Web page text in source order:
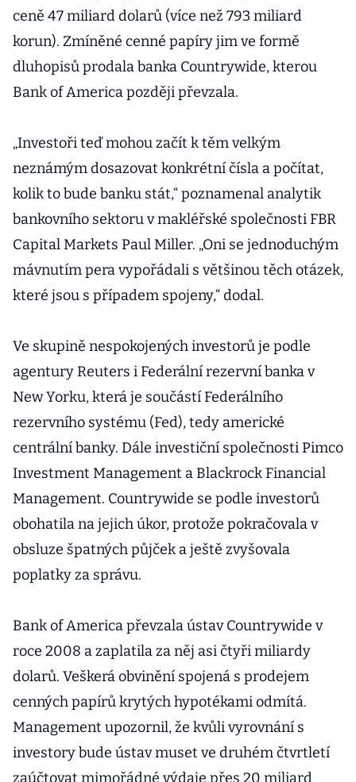
ceně 47 miliard dolarů (více než 793 miliard
korun). Zmíněné cenné papíry jim ve formě
dluhopisů prodala banka Countrywide, kterou
Bank of America později převzala.
„Investoři teď mohou začít k těm velkým
neznámým dosazovat konkrétní čísla a počítat,
kolik to bude banku stát,“ poznamenal analytik
bankovního sektoru v makléřské společnosti FBR
Capital Markets Paul Miller. „Oni se jednoduchým
mávnutím pera vypořádali s většinou těch otázek,
které jsou s případem spojeny,“ dodal.
Ve skupině nespokojených investorů je podle
agentury Reuters i Federální rezervní banka v
New Yorku, která je součástí Federálního
rezervního systému (Fed), tedy americké
centrální banky. Dále investiční společnosti Pimco
Investment Management a Blackrock Financial
Management. Countrywide se podle investorů
obohatila na jejich úkor, protože pokračovala v
obsluze špatných půjček a ještě zvyšovala
poplatky za správu.
Bank of America převzala ústav Countrywide v
roce 2008 a zaplatila za něj asi čtyři miliardy
dolarů. Veškerá obvinění spojená s prodejem
cenných papírů krytých hypotékami odmítá.
Management upozornil, že kvůli vyrovnání s
investory bude ústav muset ve druhém čtvrtletí
zaúčtovat mimořádné výdaje přes 20 miliard